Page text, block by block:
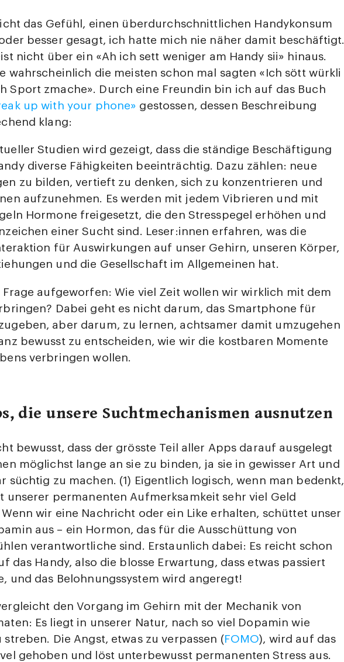
das Gefühl, einen überdurchschnittlichen Handykonsum
besser gesagt, ich hatte mich nie näher damit beschäftigt.
nicht über ein «Ah ich sett weniger am Handy sii» hinaus.
wahrscheinlich die meisten schon mal sagten «Ich sött würkli
Sport zmache». Durch eine Freundin bin ich auf das Buch
up with your phone» gestossen, dessen Beschreibung
klang:
Studien wird gezeigt, dass die ständige Beschäftigung
diverse Fähigkeiten beeinträchtig. Dazu zählen: neue
zu bilden, vertieft zu denken, sich zu konzentrieren und
aufzunehmen. Es werden mit jedem Vibrieren und mit
Hormone freigesetzt, die den Stresspegel erhöhen und
einer Sucht sind. Leser:innen erfahren, was die
für Auswirkungen auf unser Gehirn, unseren Körper,
und die Gesellschaft im Allgemeinen hat.
Frage aufgeworfen: Wie viel Zeit wollen wir wirklich mit dem
Dabei geht es nicht darum, das Smartphone für
aber darum, zu lernen, achtsamer damit umzugehen
bewusst zu entscheiden, wie wir die kostbaren Momente
verbringen wollen.
die unsere Suchtmechanismen ausnutzen
bewusst, dass der grösste Teil aller Apps darauf ausgelegt
möglichst lange an sie zu binden, ja sie in gewisser Art und
süchtig zu machen. (1) Eigentlich logisch, wenn man bedenkt,
unserer permanenten Aufmerksamkeit sehr viel Geld
wir eine Nachricht oder ein Like erhalten, schüttet unser
aus – ein Hormon, das für die Ausschüttung von
verantwortliche sind. Erstaunlich dabei: Es reicht schon
das Handy, also die blosse Erwartung, dass etwas passiert
und das Belohnungssystem wird angeregt!
den Vorgang im Gehirn mit der Mechanik von
Es liegt in unserer Natur, nach so viel Dopamin wie
streben. Die Angst, etwas zu verpassen (FOMO), wird auf das
gehoben und löst unterbewusst permanenten Stress aus.